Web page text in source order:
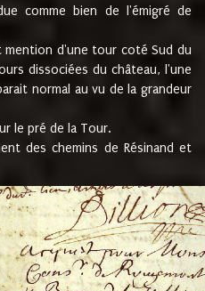
comme bien de l'émigré de
d'une tour coté Sud du
dissociées du château, l'une
normal au vu de la grandeur
le pré de la Tour.
des chemins de Résinand et